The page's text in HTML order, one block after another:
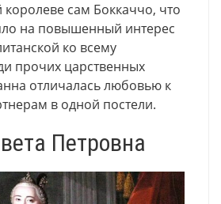
королеве сам Боккаччо, что
на повышенный интерес
ко всему
прочих царственных
отличалась любовью к
в одной постели.
Петровна